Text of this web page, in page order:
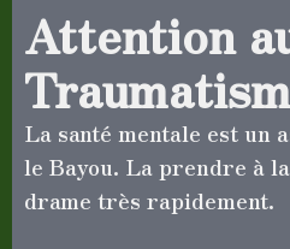
Attention
La santé mentale est un
le Bayou. La prendre à
drame très rapidement.